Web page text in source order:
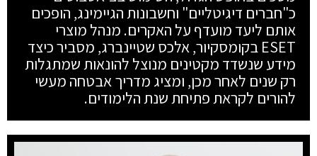
כ"חברים דיגיטליים" וחשבונות הגיימינג, הופכים
אותם ליעד מועדף על האקרים. מנהל מוצרי
ESET בקומסקיור, אלכס שטיינברג, מסביר כיצד
מידע שנשדד מקטינים מנוצל להונאות שמתגלות
רק שנים לאחר מכן, ומציג מדריך אבטחה מעשי
להורים לקראת פתיחת שנת הלימודים.